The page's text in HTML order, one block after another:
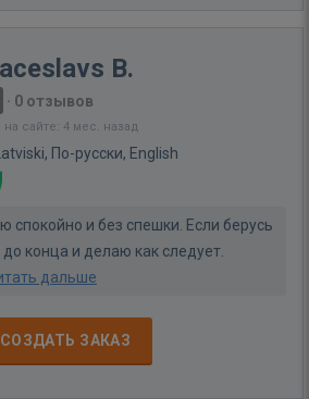
B.
· 0 отзывов
сайте: 4 мес. назад
Latviski, По-русски, English
спокойно и без спешки. Если берусь
конца и делаю как следует.
дальше
СОЗДАТЬ ЗАКАЗ